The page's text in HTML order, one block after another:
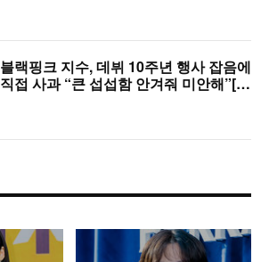
블랙핑크 지수, 데뷔 10주년 행사 잡음에
직접 사과 “큰 섭섭함 안겨줘 미안해”[핫